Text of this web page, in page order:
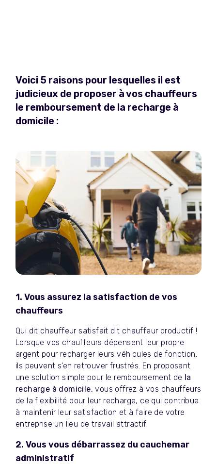
Voici 5 raisons pour lesquelles il est
judicieux de proposer à vos chauffeurs
le remboursement de la recharge à
domicile :
1. Vous assurez la satisfaction de vos
chauffeurs
Qui dit chauffeur satisfait dit chauffeur productif !
Lorsque vos chauffeurs dépensent leur propre
argent pour recharger leurs véhicules de fonction,
ils peuvent s’en retrouver frustrés. En proposant
une solution simple pour le remboursement de la
recharge à domicile, vous offrez à vos chauffeurs
de la flexibilité pour leur recharge, ce qui contribue
à maintenir leur satisfaction et à faire de votre
entreprise un lieu de travail attractif.
2. Vous vous débarrassez du cauchemar
administratif